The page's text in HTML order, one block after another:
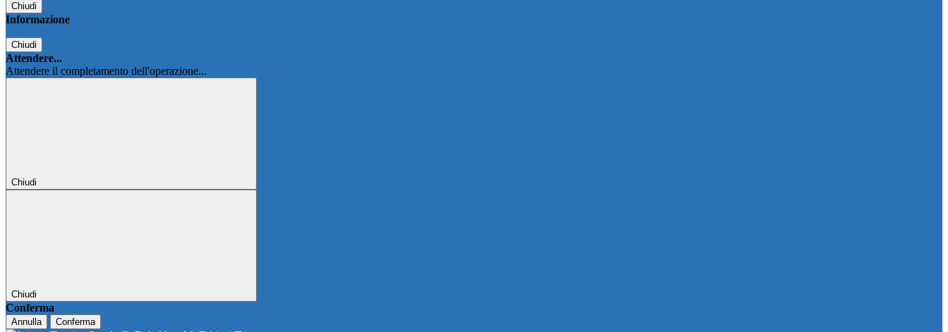
Chiudi
Informazione
Chiudi
Attendere...
Attendere il completamento dell'operazione...
Chiudi
Chiudi
Conferma
Annulla Conferma